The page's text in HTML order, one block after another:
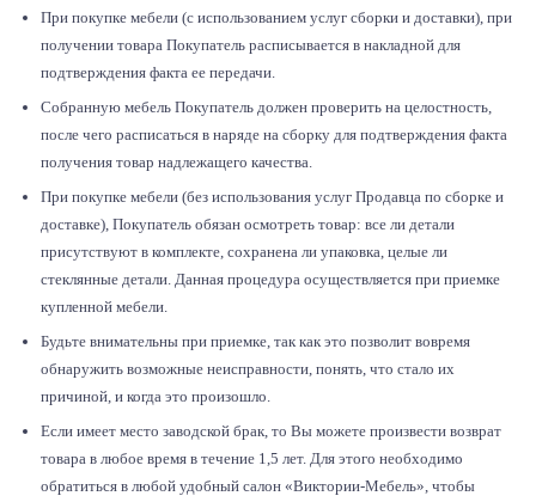
При покупке мебели (с использованием услуг сборки и доставки), при
получении товара Покупатель расписывается в накладной для
подтверждения факта ее передачи.
Собранную мебель Покупатель должен проверить на целостность,
после чего расписаться в наряде на сборку для подтверждения факта
получения товар надлежащего качества.
При покупке мебели (без использования услуг Продавца по сборке и
доставке), Покупатель обязан осмотреть товар: все ли детали
присутствуют в комплекте, сохранена ли упаковка, целые ли
стеклянные детали. Данная процедура осуществляется при приемке
купленной мебели.
Будьте внимательны при приемке, так как это позволит вовремя
обнаружить возможные неисправности, понять, что стало их
причиной, и когда это произошло.
Если имеет место заводской брак, то Вы можете произвести возврат
товара в любое время в течение 1,5 лет. Для этого необходимо
обратиться в любой удобный салон «Виктории-Мебель», чтобы